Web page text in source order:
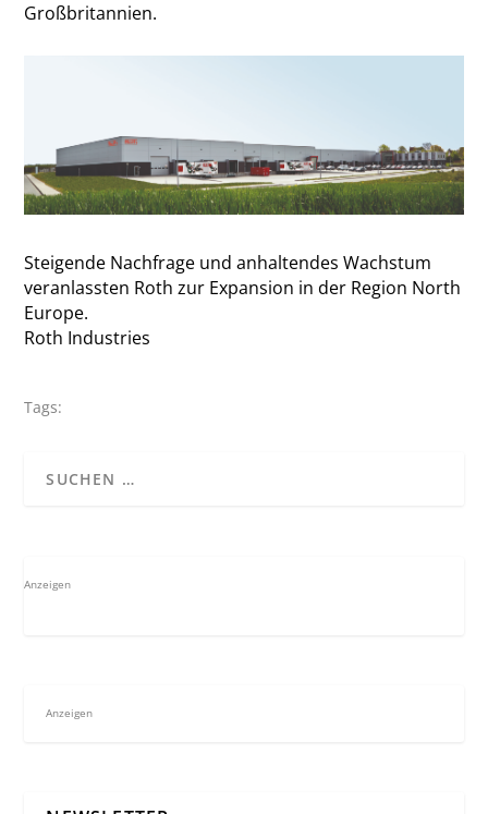
Großbritannien.
Steigende Nachfrage und anhaltendes Wachstum
veranlassten Roth zur Expansion in der Region North
Europe.
Roth Industries
Tags:
Anzeigen
Anzeigen